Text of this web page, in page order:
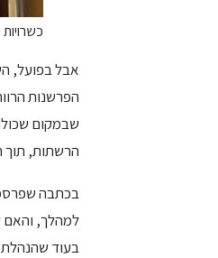
אבל בפועל,
הפרשנות
שבמקום
הרשתות, תוך
בכתבה
למהלך, והאם
בעוד שהנהלת